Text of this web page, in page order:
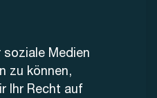
Medien
zu können,
Ihr Recht auf